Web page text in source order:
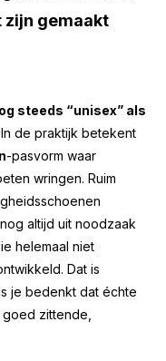
zijn gemaakt
steeds “unisex” als
In de praktijk betekent
-pasvorm waar
wringen. Ruim
altijd uit noodzaak
helemaal niet
Dat is
je bedenkt dat échte
zittende,